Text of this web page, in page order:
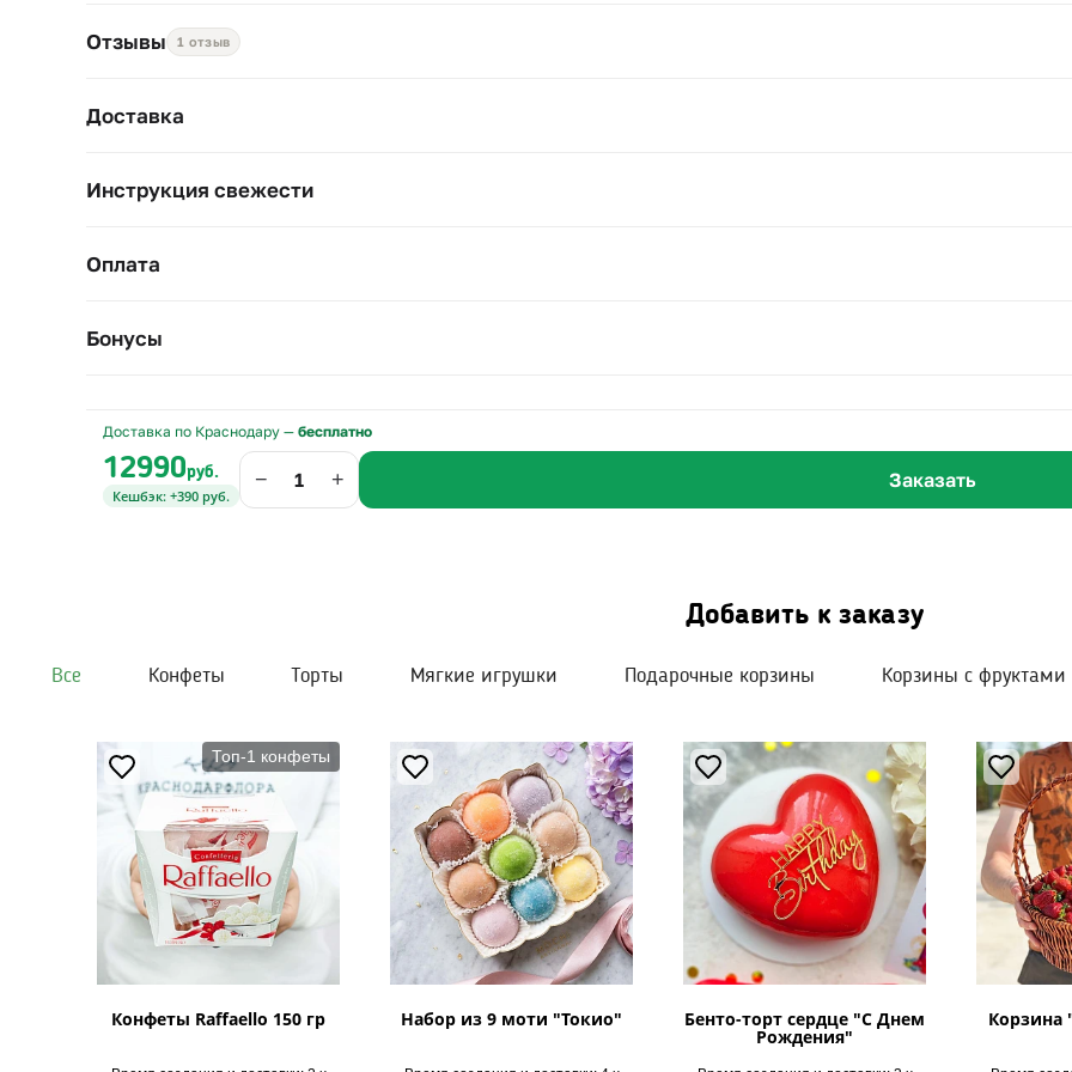
сквозняков.
Отзывы 1 отзыв
Доставка
Инструкция свежести
Оплата
Бонусы
Доставка по Краснодару — бесплатно
12990руб.
Кешбэк: +390 руб.
− + Заказать
Добавить к заказу
Все Конфеты Торты Мягкие игрушки Подарочные корзины Корзины с фруктами
Топ-1 конфеты
Конфеты Raffaello 150 гр Набор из 9 моти "Токио" Бенто-торт сердце "С Днем
Рождения"
Корзина